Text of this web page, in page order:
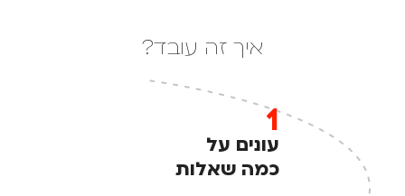
איך זה עובד?
1
עונים על
כמה שאלות